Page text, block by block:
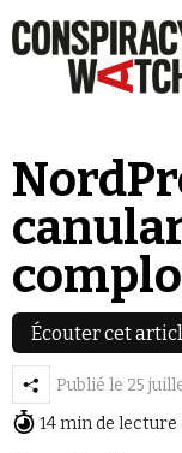
Écouter cet
Publié le 25
14 min de lecture